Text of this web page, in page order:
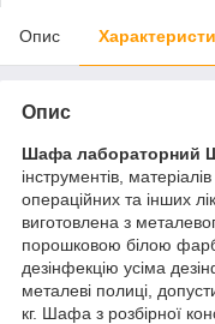
Опис
Опис
Шафа лабораторний
інструментів,
операційних та інших
виготовлена з
порошковою білою
дезінфекцію усіма
металеві полиці,
кг. Шафа з розбірної